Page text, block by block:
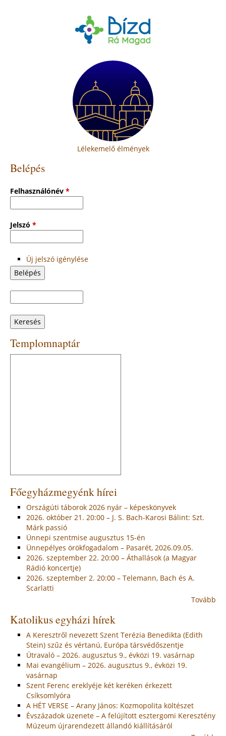
Lélekemelő élmények
Belépés
Felhasználónév *
Jelszó *
Új jelszó igénylése
Keresés
űrlap
Templomnaptár
Főegyházmegyénk hírei
Országúti táborok 2026 nyár – képeskönyvek
2026. október 21. 20:00 – J. S. Bach-Karosi Bálint: Szt.
Márk passió
Ünnepi szentmise augusztus 15-én
Ünnepélyes örökfogadalom – Pasarét, 2026.09.05.
2026. szeptember 22. 20:00 – Áthallások (a Magyar
Rádió koncertje)
2026. szeptember 2. 20:00 – Telemann, Bach és A.
Scarlatti
Tovább
Katolikus egyházi hírek
A Keresztről nevezett Szent Terézia Benedikta (Edith
Stein) szűz és vértanú, Európa társvédőszentje
Útravaló – 2026. augusztus 9., évközi 19. vasárnap
Mai evangélium – 2026. augusztus 9., évközi 19.
vasárnap
Szent Ferenc ereklyéje két keréken érkezett
Csíksomlyóra
A HÉT VERSE – Arany János: Kozmopolita költészet
Évszázadok üzenete – A felújított esztergomi Keresztény
Múzeum újrarendezett állandó kiállításáról